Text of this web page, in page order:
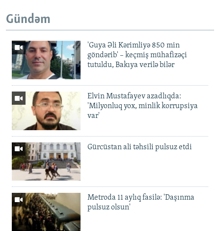
Gündəm
'Guya Əli Kərimliyə 850 min
göndərib' – keçmiş mühafizəçi
tutuldu, Bakıya verilə bilər
Elvin Mustafayev azadlıqda:
'Milyonluq yox, minlik korrupsiya
var'
Gürcüstan ali təhsili pulsuz etdi
Metroda 11 aylıq fasilə: 'Daşınma
pulsuz olsun'